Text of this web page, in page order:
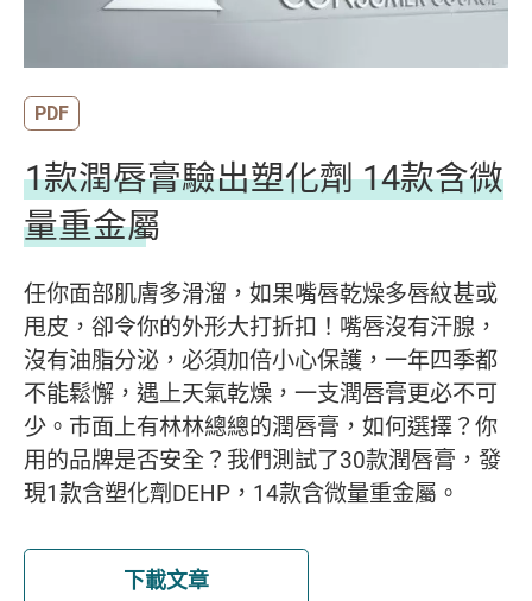
PDF
1款潤唇膏驗出塑化劑 14款含微
量重金屬
任你面部肌膚多滑溜，如果嘴唇乾燥多唇紋甚或
甩皮，卻令你的外形大打折扣！嘴唇沒有汗腺，
沒有油脂分泌，必須加倍小心保護，一年四季都
不能鬆懈，遇上天氣乾燥，一支潤唇膏更必不可
少。巿面上有林林總總的潤唇膏，如何選擇？你
用的品牌是否安全？我們測試了30款潤唇膏，發
現1款含塑化劑DEHP，14款含微量重金屬。
下載文章